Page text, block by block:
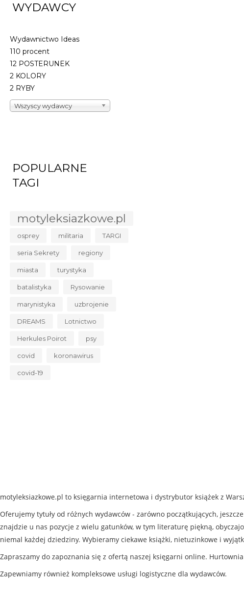
WYDAWCY
Wydawnictwo Ideas
110 procent
12 POSTERUNEK
2 KOLORY
2 RYBY
Wszyscy wydawcy
POPULARNE
TAGI
motyleksiazkowe.pl
osprey militaria TARGI
seria Sekrety regiony
miasta turystyka
batalistyka Rysowanie
marynistyka uzbrojenie
DREAMS Lotnictwo
Herkules Poirot psy
covid koronawirus
covid-19
motyleksiazkowe.pl to księgarnia internetowa i dystrybutor książek z
Oferujemy tytuły od różnych wydawców - zarówno początkujących,
znajdzie u nas pozycje z wielu gatunków, w tym literaturę piękną,
niemal każdej dziedziny. Wybieramy ciekawe książki, nietuzinkowe i
Zapraszamy do zapoznania się z ofertą naszej księgarni online.
Zapewniamy również kompleksowe usługi logistyczne dla wydawców.